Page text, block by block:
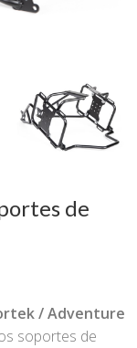
de
/ Adventure
soportes de